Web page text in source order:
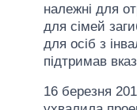
належні для
для сімей
для осіб з
підтримав
16 березня